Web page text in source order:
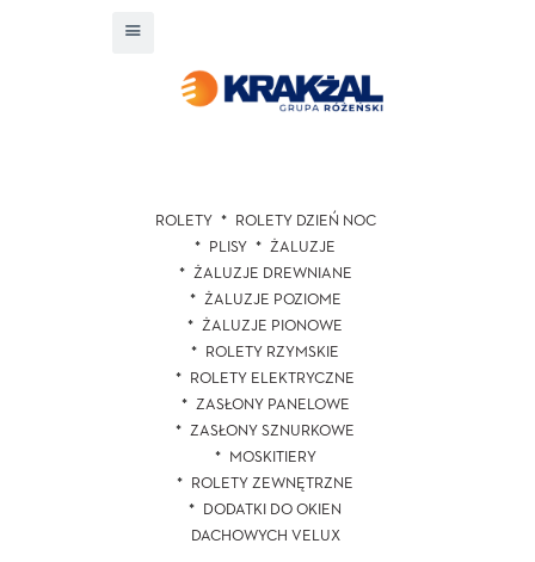
ROLETY
ROLETY DZIEŃ NOC
PLISY
ŻALUZJE
ŻALUZJE DREWNIANE
ŻALUZJE POZIOME
ŻALUZJE PIONOWE
ROLETY RZYMSKIE
ROLETY ELEKTRYCZNE
ZASŁONY PANELOWE
ZASŁONY SZNURKOWE
MOSKITIERY
ROLETY ZEWNĘTRZNE
DODATKI DO OKIEN
DACHOWYCH VELUX